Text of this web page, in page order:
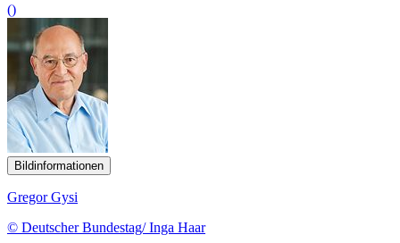
()
Bildinformationen
Gregor Gysi
© Deutscher Bundestag/ Inga Haar